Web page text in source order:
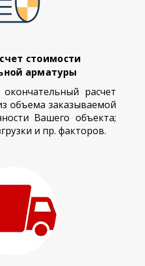
стоимости
арматуры
расчет
объема заказываемой
Вашего объекта;
и пр. факторов.